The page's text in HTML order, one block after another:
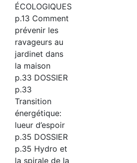
ÉCOLOGIQUES
p.13 Comment
prévenir les
ravageurs au
jardinet dans
la maison
p.33 DOSSIER
p.33
Transition
énergétique:
lueur d’espoir
p.35 DOSSIER
p.35 Hydro et
la spirale de la